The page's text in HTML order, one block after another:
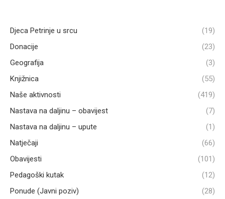
Djeca Petrinje u srcu
(19)
Donacije
(23)
Geografija
(3)
Knjižnica
(55)
Naše aktivnosti
(419)
Nastava na daljinu – obavijest
(7)
Nastava na daljinu – upute
(1)
Natječaji
(66)
Obavijesti
(101)
Pedagoški kutak
(12)
Ponude (Javni poziv)
(28)